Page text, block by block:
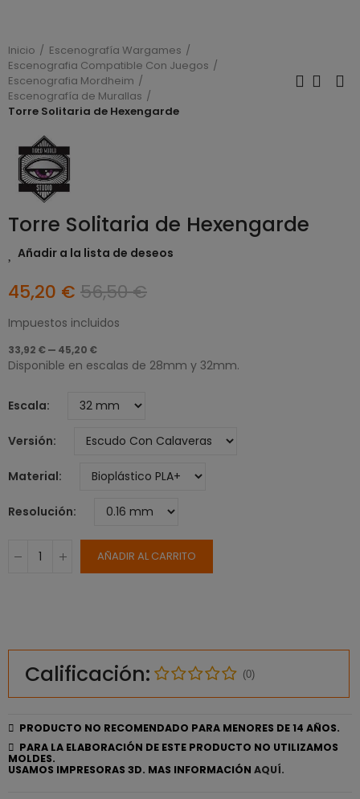
Inicio
Escenografía Wargames
Escenografia Compatible Con Juegos
Escenografia Mordheim
Escenografía de Murallas
Torre Solitaria de Hexengarde
Torre Solitaria de Hexengarde
Añadir a la lista de deseos
45,20 € 56,50 €
Impuestos incluidos
33,92 € — 45,20 €
Disponible en escalas de 28mm y 32mm.
Escala
Versión
Material
Resolución
AÑADIR AL CARRITO
Calificación: (0)
PRODUCTO NO RECOMENDADO PARA MENORES DE 14 AÑOS.
PARA LA ELABORACIÓN DE ESTE PRODUCTO NO UTILIZAMOS
MOLDES.
USAMOS IMPRESORAS 3D. MAS INFORMACIÓN AQUÍ.